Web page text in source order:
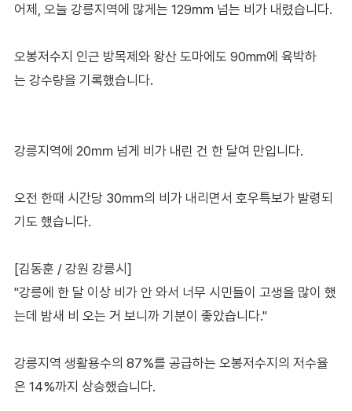
어제, 오늘 강릉지역에 많게는 129㎜ 넘는 비가 내렸습니다.
오봉저수지 인근 방목제와 왕산 도마에도 90mm에 육박하
는 강수량을 기록했습니다.
강릉지역에 20㎜ 넘게 비가 내린 건 한 달여 만입니다.
오전 한때 시간당 30㎜의 비가 내리면서 호우특보가 발령되
기도 했습니다.
[김동훈 / 강원 강릉시]
"강릉에 한 달 이상 비가 안 와서 너무 시민들이 고생을 많이 했
는데 밤새 비 오는 거 보니까 기분이 좋았습니다."
강릉지역 생활용수의 87%를 공급하는 오봉저수지의 저수율
은 14%까지 상승했습니다.